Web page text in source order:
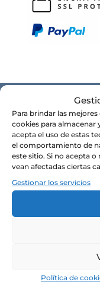
Para brindar las
cookies para almacenar
acepta el uso de estas
el comportamiento de
este sitio. Si no acepta
vean afectadas ciertas
Gestionar los servicios
Política de
CONÓCENOS
Alma y razón de ser
Nuestras tiendas
Contacto